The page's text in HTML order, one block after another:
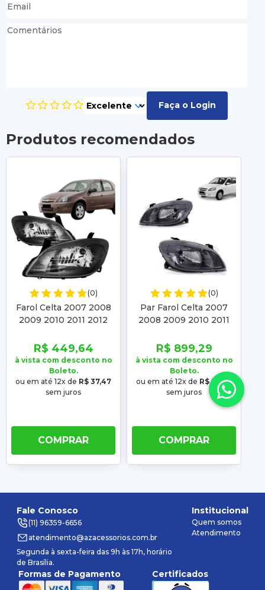
Faça o Login
Produtos recomendados
(0)
Farol Celta 2007 2008
2009 2010 2011 2012
2007 2008 2009 2010
2011 2012
R$ 449,64
à vista com desconto no
Boleto.
ou em até 12x de R$ 37,47
sem juros
COMPRAR
(0)
Par Farol Celta 2007
2008 2009 2010 2011
Prisma 2007 2008
2009 2010 2011 2012
R$ 899,29
à vista com desconto no
Boleto.
ou em até 12x de R$ 74,94
sem juros
COMPRAR
Fale Conosco
(11) 96359-6656
atendimento@azacessorios.com.br
Segunda à sexta-feira das 9h às 17h, horário
de Brasília.
Institucional
Quem somos
Atendimento
Formas de Pagamento Certificados